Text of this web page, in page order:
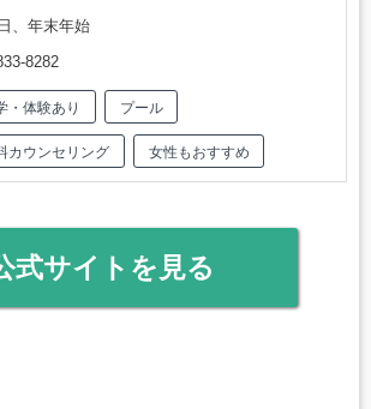
、年末年始
8282
・体験あり プール
カウンセリング 女性もおすすめ
式サイトを見る